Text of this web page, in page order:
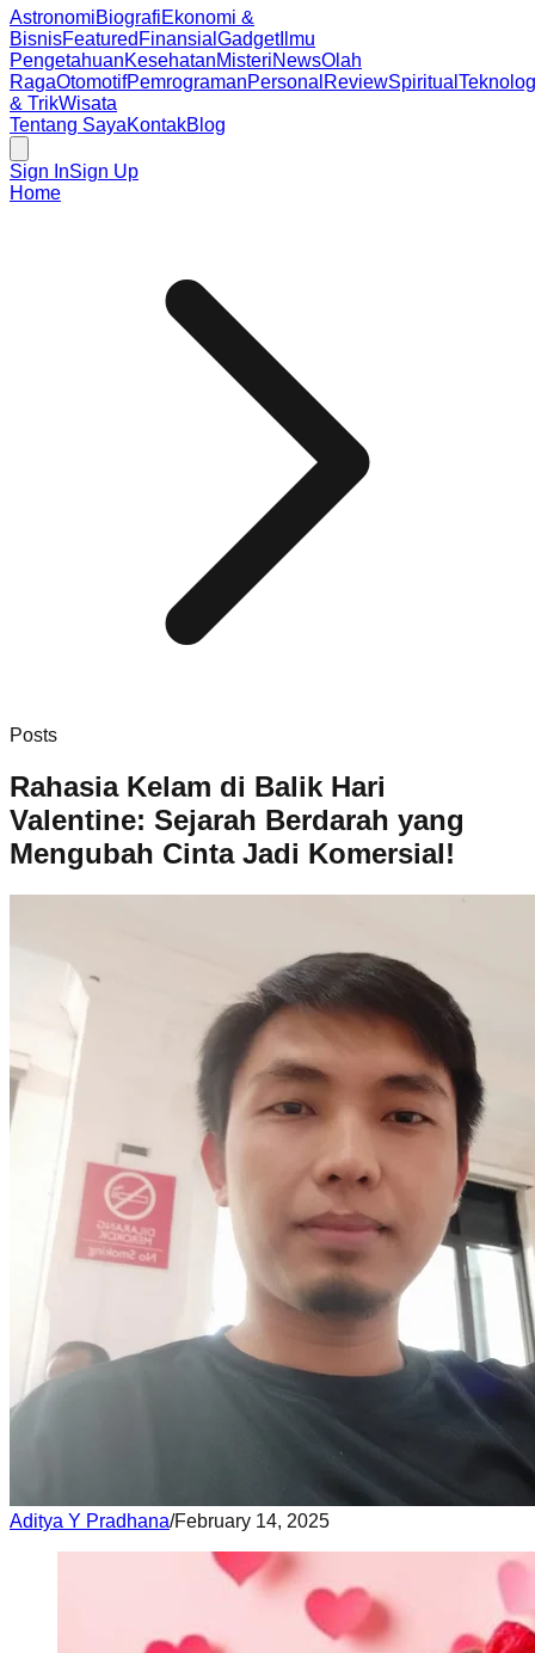
AstronomiBiografiEkonomi &
BisnisFeatured Finansial GadgetIlmu
PengetahuanKesehatanMisteriNewsOlah
RagaOtomotifPemrogramanPersonal ReviewSpiritual
& TrikWisata
Tentang SayaKontakBlog
Sign InSign Up
Home
Posts
Rahasia Kelam di Balik Hari
Valentine: Sejarah Berdarah yang
Mengubah Cinta Jadi Komersial!
Aditya Y Pradhana/February 14, 2025